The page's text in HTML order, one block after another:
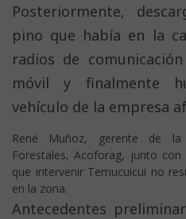
Posteriormente,
pino que había en la
radios de
móvil y finalmente
vehículo de la empresa
René Muñoz, gerente de la
Forestales, Acoforag, junto
que intervenir Temucuicui no
en la zona.
Antecedentes